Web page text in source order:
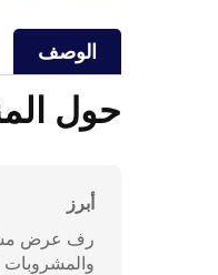
الوصف
حول
أبرز
رف عرض
والمشروبات